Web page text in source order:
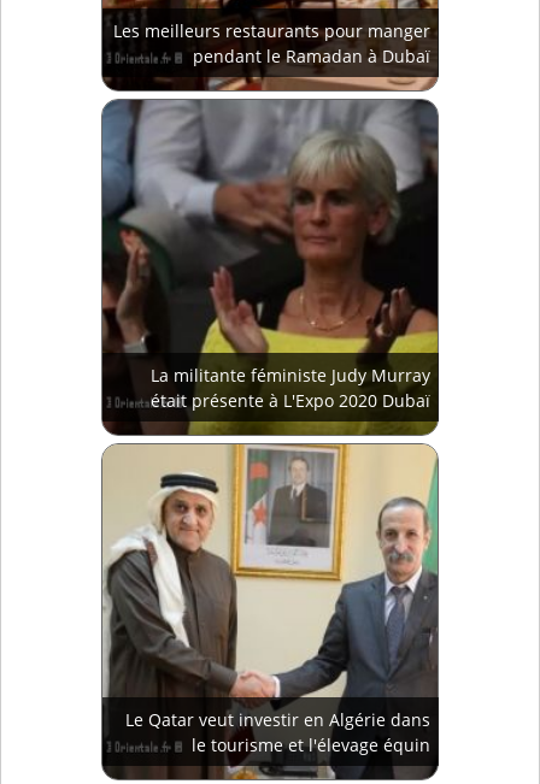
Les meilleurs restaurants pour manger
pendant le Ramadan à Dubaï
La militante féministe Judy Murray
était présente à L'Expo 2020 Dubaï
Le Qatar veut investir en Algérie dans
le tourisme et l'élevage équin